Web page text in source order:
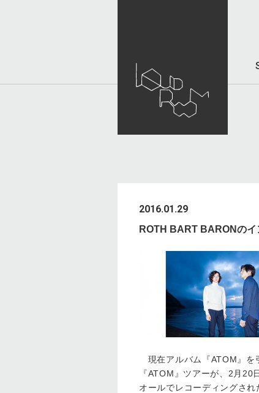
2016.01.29
ROTH BART BARONのイ
現在アルバム『ATOM』を
『ATOM』ツアーが、2月
オールでレコーディングさ